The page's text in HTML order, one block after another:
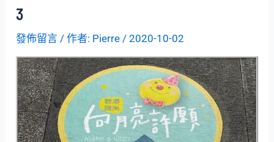
3
發佈留言 / 作者: Pierre /2020-10-02